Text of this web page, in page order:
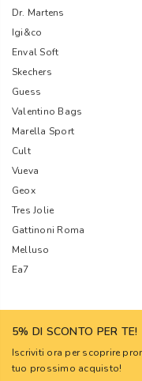
Dr. Martens
Igi&co
Enval Soft
Skechers
Guess
Valentino Bags
Marella Sport
Cult
Vueva
Geox
Tres Jolie
Gattinoni Roma
Melluso
Ea7
5% DI SCONTO PER TE!
Iscriviti ora per scoprire
tuo prossimo acquisto!